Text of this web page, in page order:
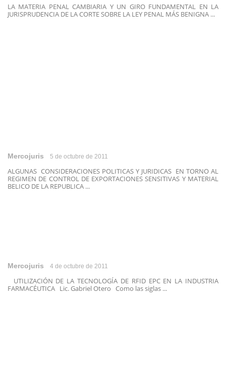
LA MATERIA PENAL CAMBIARIA Y UN GIRO FUNDAMENTAL EN LA
JURISPRUDENCIA DE LA CORTE SOBRE LA LEY PENAL MÁS BENIGNA ...
Mercojuris 5 de octubre de 2011
ALGUNAS CONSIDERACIONES POLITICAS Y JURIDICAS EN TORNO AL
REGIMEN DE CONTROL DE EXPORTACIONES SENSITIVAS Y MATERIAL
BELICO DE LA REPUBLICA ...
Mercojuris 4 de octubre de 2011
UTILIZACIÓN DE LA TECNOLOGÍA DE RFID EPC EN LA INDUSTRIA
FARMACÉUTICA Lic. Gabriel Otero Como las siglas ...